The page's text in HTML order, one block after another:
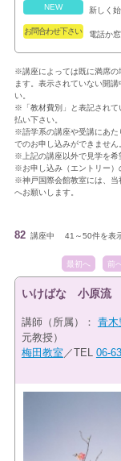
NEW 新しく
お問合わせ下さい 電話か
※講座によっては既に満席の
ます。表示されていない開
い。
※「教材費別」と表記されて
払い下さい。
※語学系の講座や受講にあた
でのお申し込みができません
※上記の講座以外で見学を希
※お申し込み（エントリー）
※神戸国際会館教室には、当
へお願いします。
82 講座中 41～50件を表
最初へ 前
いけばな 小原流
講師（所属）： 青木
元教授）
梅田教室 ／TEL 06-